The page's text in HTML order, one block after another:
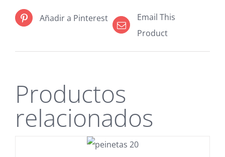
Añadir a Pinterest
Email This
Product
Productos
relacionados